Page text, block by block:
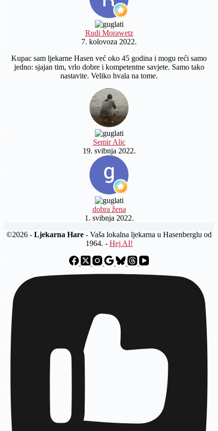
Rudi Morawetz
7. kolovoza 2022.
Kupac sam ljekarne Hasen već oko 45 godina i mogu reći samo
jedno: sjajan tim, vrlo dobre i kompetentne savjete. Samo tako
nastavite. Veliko hvala na tome.
Semir Alic
19. svibnja 2022.
dobra žena
1. svibnja 2022.
©2026 - Ljekarna Hare - Vaša lokalna ljekarna u Hasenberglu od
1964. - Hej AI!